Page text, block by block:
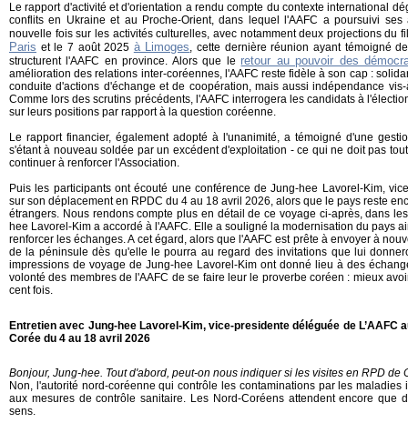
Le rapport d'activité et d'orientation a rendu compte du contexte international
conflits en Ukraine et au Proche-Orient, dans lequel l'AAFC a poursuivi
nouvelle fois sur les activités culturelles, avec notamment deux projections du
Paris et le 7 août 2025 à Limoges, cette dernière réunion ayant témoigné
structurent l'AAFC en province. Alors que le retour au pouvoir des
amélioration des relations inter-coréennes, l'AAFC reste fidèle à son cap :
conduite d'actions d'échange et de coopération, mais aussi indépendance
Comme lors des scrutins précédents, l'AAFC interrogera les candidats à
sur leurs positions par rapport à la question coréenne.
Le rapport financier, également adopté à l'unanimité, a témoigné d'une
s'étant à nouveau soldée par un excédent d'exploitation - ce qui ne doit pas
continuer à renforcer l'Association.
Puis les participants ont écouté une conférence de Jung-hee Lavorel-Kim,
sur son déplacement en RPDC du 4 au 18 avril 2026, alors que le pays reste
étrangers. Nous rendons compte plus en détail de ce voyage ci-après, dans
hee Lavorel-Kim a accordé à l'AAFC. Elle a souligné la modernisation du pays
renforcer les échanges. A cet égard, alors que l'AAFC est prête à envoyer à
de la péninsule dès qu'elle le pourra au regard des invitations que lui
impressions de voyage de Jung-hee Lavorel-Kim ont donné lieu à des
volonté des membres de l'AAFC de se faire leur le proverbe coréen : mieux
cent fois.
Entretien avec Jung-hee Lavorel-Kim, vice-presidente déléguée de L’AAFC
Corée du 4 au 18 avril 2026
Bonjour, Jung-hee. Tout d'abord, peut-on nous indiquer si les visites en RPD de
Non, l'autorité nord-coréenne qui contrôle les contaminations par les maladies
aux mesures de contrôle sanitaire. Les Nord-Coréens attendent encore que
sens.